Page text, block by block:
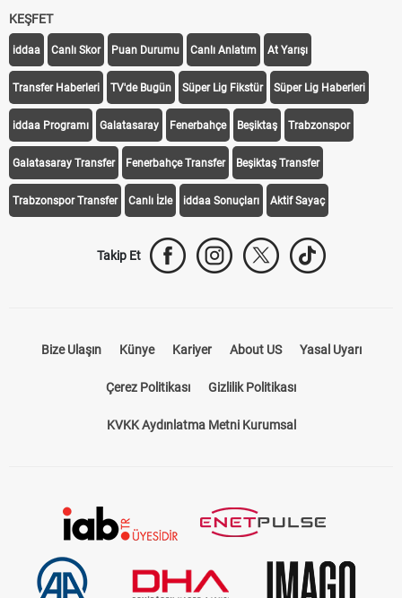
KEŞFET
iddaa Canlı Skor Puan Durumu Canlı Anlatım At Yarışı
Transfer Haberleri TV'de Bugün Süper Lig Fikstür Süper Lig Haberleri
iddaa Programı Galatasaray Fenerbahçe Beşiktaş Trabzonspor
Galatasaray Transfer Fenerbahçe Transfer Beşiktaş Transfer
Trabzonspor Transfer Canlı İzle iddaa Sonuçları Aktif Sayaç
Takip Et
Bize Ulaşın Künye Kariyer About US Yasal Uyarı
Çerez Politikası Gizlilik Politikası
KVKK Aydınlatma Metni Kurumsal